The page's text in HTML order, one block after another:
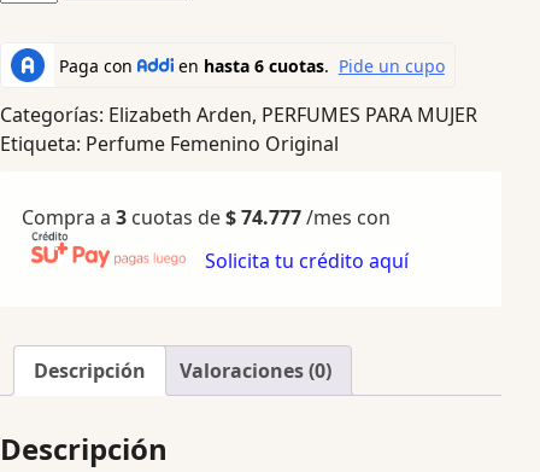
Categorías: Elizabeth Arden, PERFUMES PARA MUJER
Etiqueta: Perfume Femenino Original
Compra a 3 cuotas de$74.777/mes con
Solicita tu crédito aquí
Descripción Valoraciones (0)
Descripción